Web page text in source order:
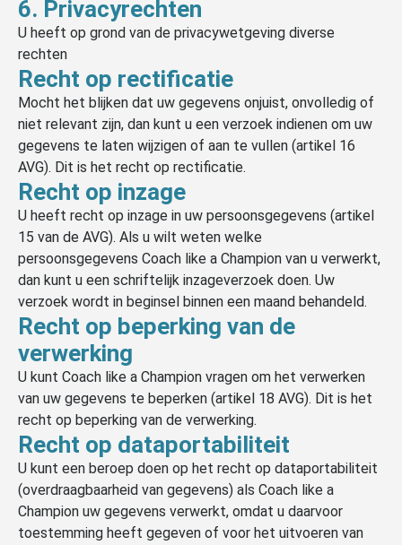
6. Privacyrechten
U heeft op grond van de privacywetgeving diverse
rechten
Recht op rectificatie
Mocht het blijken dat uw gegevens onjuist, onvolledig of
niet relevant zijn, dan kunt u een verzoek indienen om uw
gegevens te laten wijzigen of aan te vullen (artikel 16
AVG). Dit is het recht op rectificatie.
Recht op inzage
U heeft recht op inzage in uw persoonsgegevens (artikel
15 van de AVG). Als u wilt weten welke
persoonsgegevens Coach like a Champion van u verwerkt,
dan kunt u een schriftelijk inzageverzoek doen. Uw
verzoek wordt in beginsel binnen een maand behandeld.
Recht op beperking van de
verwerking
U kunt Coach like a Champion vragen om het verwerken
van uw gegevens te beperken (artikel 18 AVG). Dit is het
recht op beperking van de verwerking.
Recht op dataportabiliteit
U kunt een beroep doen op het recht op dataportabiliteit
(overdraagbaarheid van gegevens) als Coach like a
Champion uw gegevens verwerkt, omdat u daarvoor
toestemming heeft gegeven of voor het uitvoeren van